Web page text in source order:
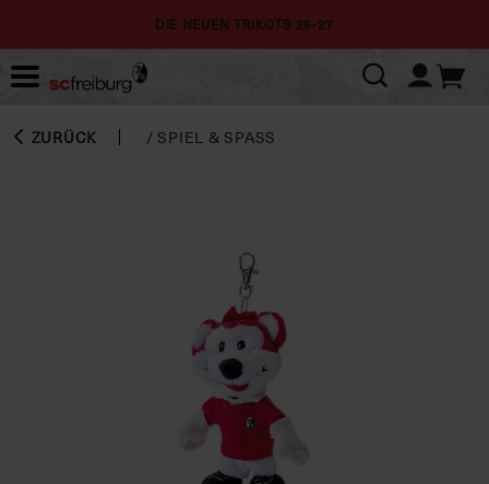
DIE NEUEN TRIKOTS 26-27
ZURÜCK / SPIEL & SPASS